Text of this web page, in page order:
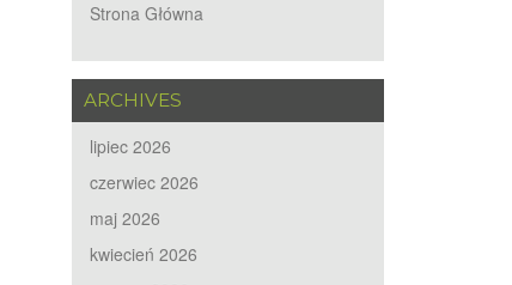
Strona Główna
ARCHIVES
lipiec 2026
czerwiec 2026
maj 2026
kwiecień 2026